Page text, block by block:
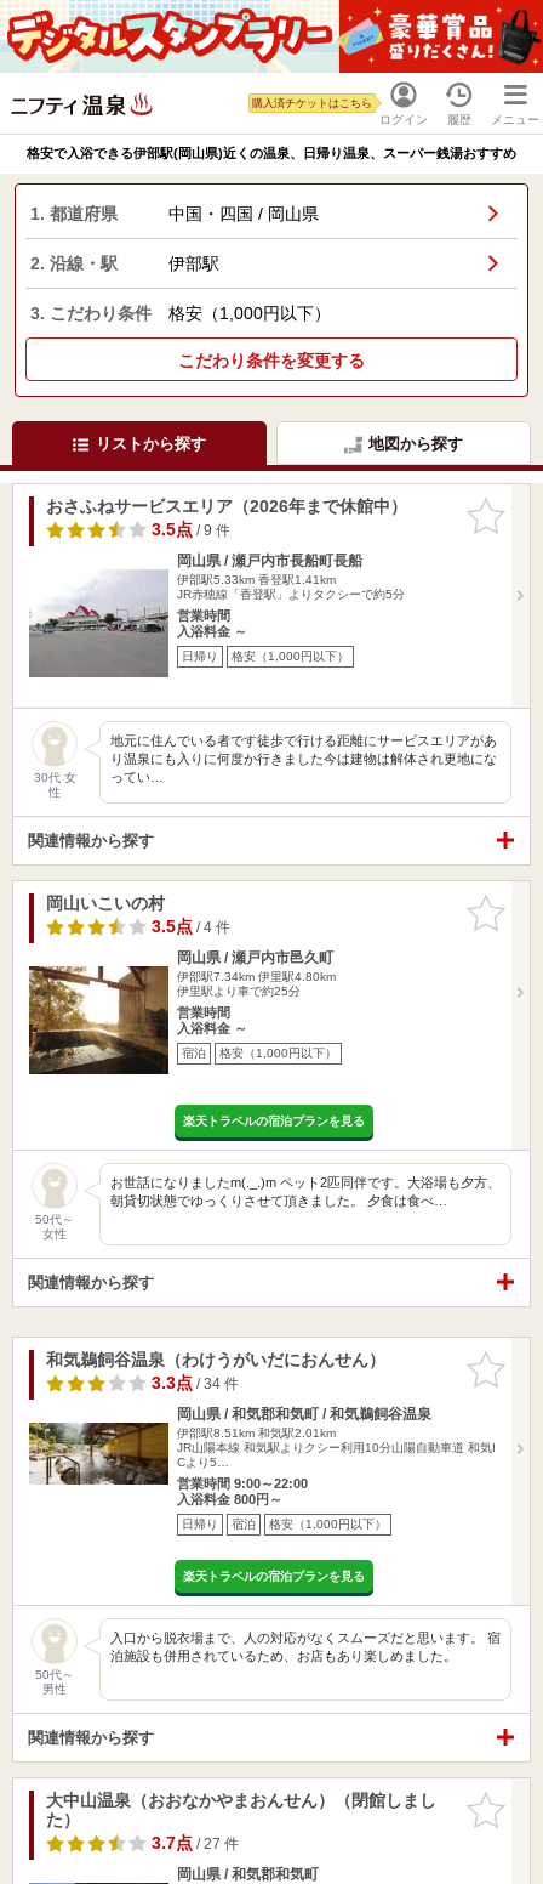
ログイン
購入済チケットはこちら
履歴 メニュー
格安で入浴できる伊部駅(岡山県)近くの温泉、日帰り温泉、スーパー銭湯おすすめ
1. 都道府県 中国・四国 / 岡山県
2. 沿線・駅 伊部駅
3. こだわり条件 格安（1,000円以下）
こだわり条件を変更する
リストから探す 地図から探す
お気に入
りに追加
おさふねサービスエリア（2026年まで休館中）
3.5点/ 9 件
岡山県 / 瀬戸内市長船町長船
伊部駅5.33km 香登駅1.41km
JR赤穂線「香登駅」よりタクシーで約5分
営業時間
入浴料金 ～
日帰り 格安（1,000円以下）
30代 女
性
地元に住んでいる者です徒歩で行ける距離にサービスエリアがあ
り温泉にも入りに何度か行きました今は建物は解体され更地にな
ってい…
関連情報から探す
お気に入
りに追加
岡山いこいの村
3.5点/ 4 件
岡山県 / 瀬戸内市邑久町
伊部駅7.34km 伊里駅4.80km
伊里駅より車で約25分
営業時間
入浴料金 ～
宿泊 格安（1,000円以下）
楽天トラベルの宿泊プランを見る
50代～
女性
お世話になりましたm(._.)m ペット2匹同伴です。大浴場も夕方、
朝貸切状態でゆっくりさせて頂きました。 夕食は食べ…
関連情報から探す
お気に入
りに追加
和気鵜飼谷温泉（わけうがいだにおんせん）
3.3点/ 34 件
岡山県 / 和気郡和気町 / 和気鵜飼谷温泉
伊部駅8.51km 和気駅2.01km
JR山陽本線 和気駅よりクシー利用10分山陽自動車道 和気I
Cより5…
営業時間 9:00～22:00
入浴料金 800円～
日帰り 宿泊 格安（1,000円以下）
楽天トラベルの宿泊プランを見る
50代～
男性
入口から脱衣場まで、人の対応がなくスムーズだと思います。 宿
泊施設も併用されているため、お店もあり楽しめました。
関連情報から探す
お気に入
りに追加
大中山温泉（おおなかやまおんせん）（閉館しまし
た）
3.7点/ 27 件
岡山県 / 和気郡和気町